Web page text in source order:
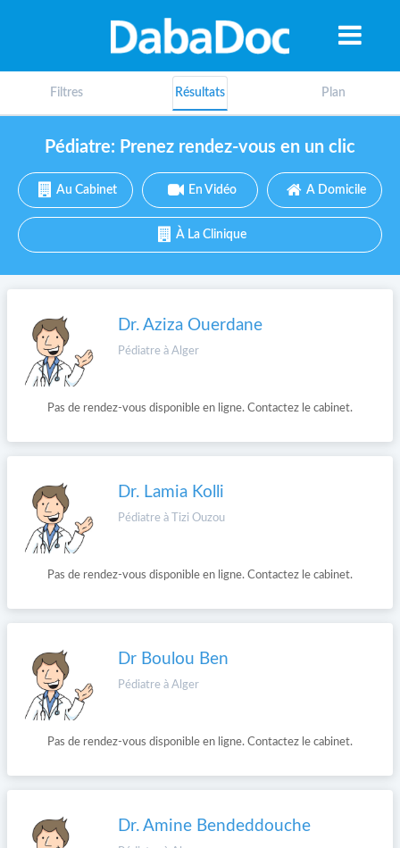
Filtres Résultats Plan
Pédiatre: Prenez rendez-vous en un clic
Au Cabinet En Vidéo A Domicile
À La Clinique
Dr. Aziza Ouerdane
Pédiatre à Alger
Pas de rendez-vous disponible en ligne. Contactez le cabinet.
Dr. Lamia Kolli
Pédiatre à Tizi Ouzou
Pas de rendez-vous disponible en ligne. Contactez le cabinet.
Dr Boulou Ben
Pédiatre à Alger
Pas de rendez-vous disponible en ligne. Contactez le cabinet.
Dr. Amine Bendeddouche